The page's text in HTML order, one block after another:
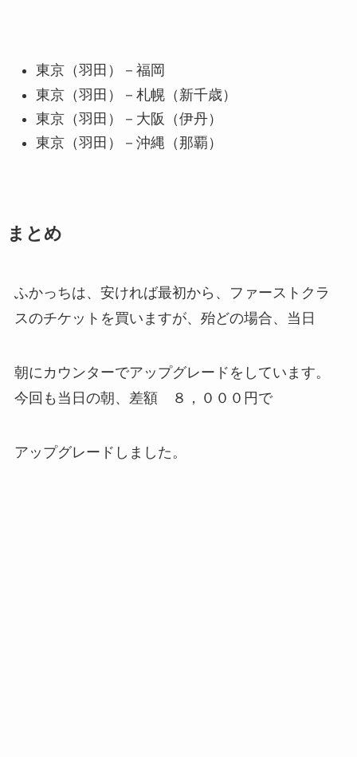
東京（羽田）－福岡
東京（羽田）－札幌（新千歳）
東京（羽田）－大阪（伊丹）
東京（羽田）－沖縄（那覇）
まとめ
ふかっちは、安ければ最初から、ファーストクラ
スのチケットを買いますが、殆どの場合、当日
朝にカウンターでアップグレードをしています。
今回も当日の朝、差額 ８，０００円で
アップグレードしました。